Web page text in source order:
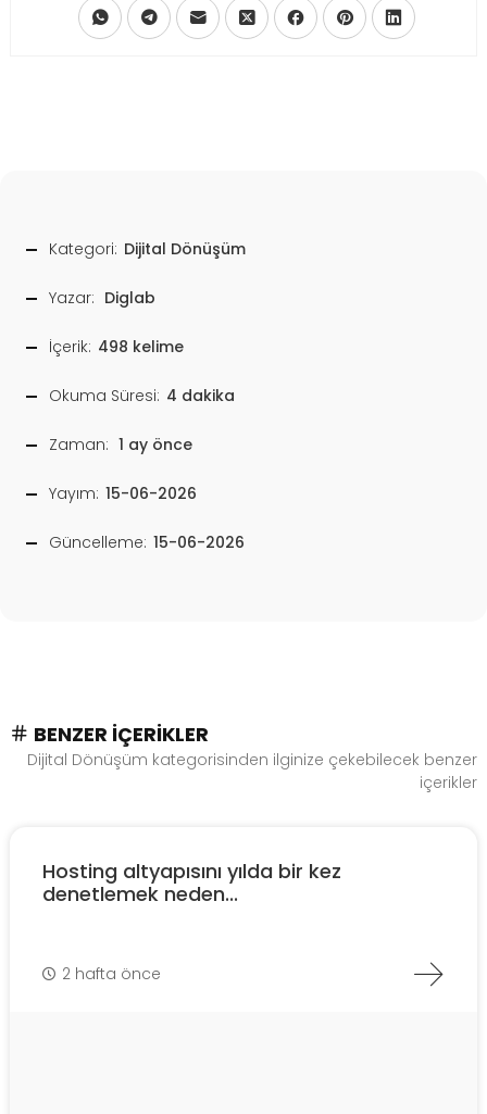
Kategori: Dijital Dönüşüm
Yazar: Diglab
İçerik: 498 kelime
Okuma Süresi: 4 dakika
Zaman: 1 ay önce
Yayım: 15-06-2026
Güncelleme: 15-06-2026
BENZER İÇERIKLER
Dijital Dönüşüm kategorisinden ilginize çekebilecek benzer
içerikler
Hosting altyapısını yılda bir kez
denetlemek neden...
2 hafta önce